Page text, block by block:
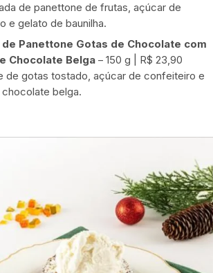
de panettone de frutas, açúcar de
e gelato de baunilha.
Panettone Gotas de Chocolate com
Chocolate Belga– 150 g | R$ 23,90
de gotas tostado, açúcar de confeiteiro e
belga.